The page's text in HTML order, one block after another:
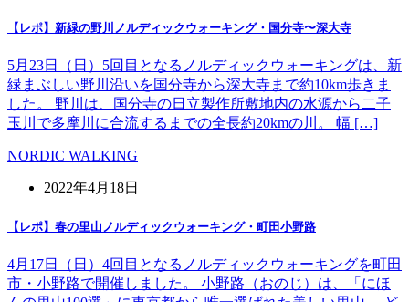
【レポ】新緑の野川ノルディックウォーキング・国分寺〜深大寺
5月23日（日）5回目となるノルディックウォーキングは、新
緑まぶしい野川沿いを国分寺から深大寺まで約10km歩きま
した。 野川は、国分寺の日立製作所敷地内の水源から二子
玉川で多摩川に合流するまでの全長約20kmの川。 幅 […]
NORDIC WALKING
2022年4月18日
【レポ】春の里山ノルディックウォーキング・町田小野路
4月17日（日）4回目となるノルディックウォーキングを町田
市・小野路で開催しました。 小野路（おのじ）は、「にほ